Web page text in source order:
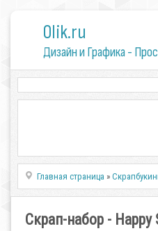
0lik.ru
Дизайн и Графика -
Главная страница »
Скрап-набор - Happy